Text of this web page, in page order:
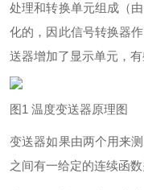
处理和转换单元组成（
化的，因此信号转换器
送器增加了显示单元，
图1 温度变送器原理图
变送器如果由两个用来
之间有一给定的连续函